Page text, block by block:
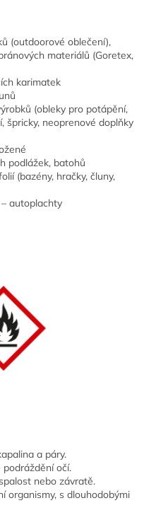
(outdoorové oblečení),
materiálů (Goretex,
karimatek
(obleky pro potápění,
špricky, neoprenové doplňky
podlážek, batohů
(bazény, hračky, čluny,
autoplachty
a páry.
podráždění očí.
nebo závratě.
organismy, s dlouhodobými